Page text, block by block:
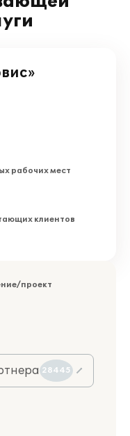
рабочих мест
клиентов
проект
28445